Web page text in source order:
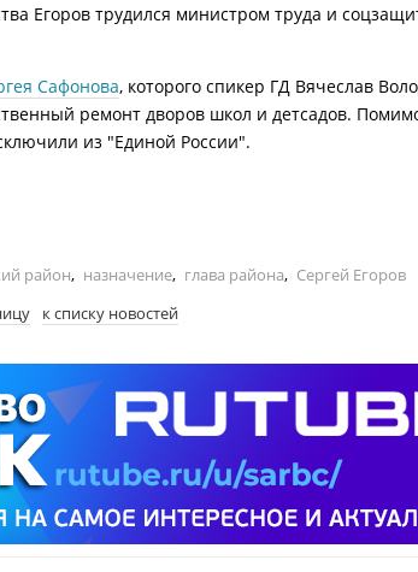
Егоров трудился министром труда и
Сафонова, которого спикер ГД Вячеслав
ремонт дворов школ и детсадов.
из "Единой России".
район, назначение, глава района, Сергей Егоров
к списку новостей